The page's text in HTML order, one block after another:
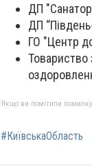
ДП
ДП
ГО "Центр
Товариство
Якщо ви помітили помилку,
#КиївськаОбласть